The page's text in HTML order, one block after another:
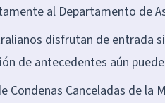
al Departamento de
disfrutan de entrada
de antecedentes aún
Condenas Canceladas de